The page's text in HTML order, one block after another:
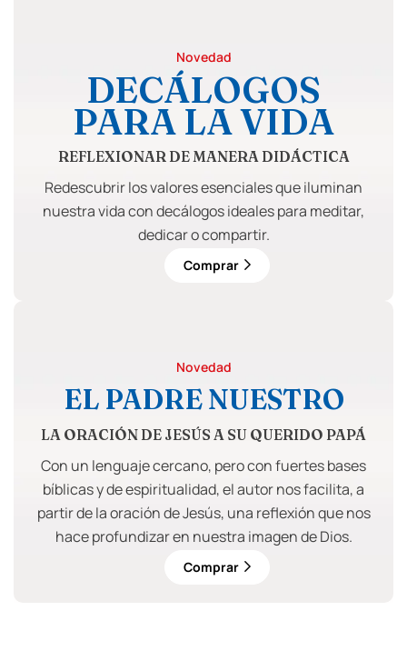
Novedad
DECÁLOGOS
PARA LA VIDA
REFLEXIONAR DE MANERA DIDÁCTICA
Redescubrir los valores esenciales que iluminan
nuestra vida con decálogos ideales para meditar,
dedicar o compartir.
Comprar
Novedad
EL PADRE NUESTRO
LA ORACIÓN DE JESÚS A SU QUERIDO PAPÁ
Con un lenguaje cercano, pero con fuertes bases
bíblicas y de espiritualidad, el autor nos facilita, a
partir de la oración de Jesús, una reflexión que nos
hace profundizar en nuestra imagen de Dios.
Comprar